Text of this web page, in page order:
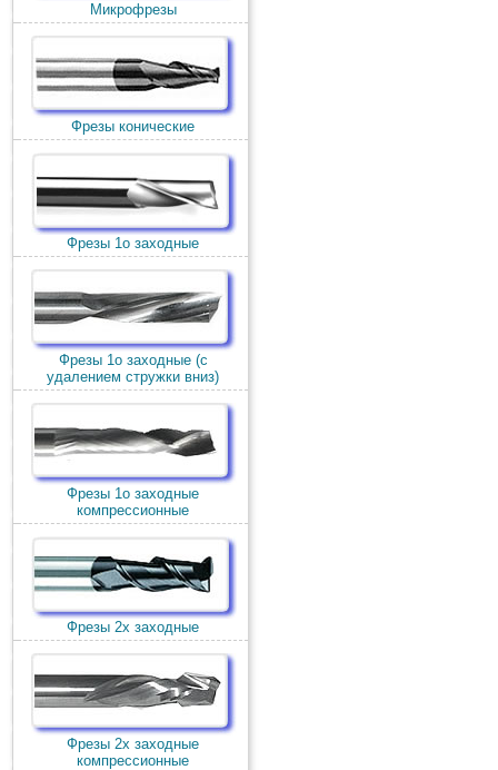
Микрофрезы
Фрезы конические
Фрезы 1о заходные
Фрезы 1о заходные (c
удалением стружки вниз)
Фрезы 1о заходные
компрессионные
Фрезы 2х заходные
Фрезы 2х заходные
компрессионные